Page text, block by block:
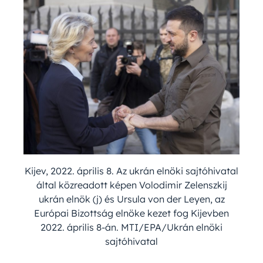
Kijev, 2022. április 8. Az ukrán elnöki sajtóhivatal
által közreadott képen Volodimir Zelenszkij
ukrán elnök (j) és Ursula von der Leyen, az
Európai Bizottság elnöke kezet fog Kijevben
2022. április 8-án. MTI/EPA/Ukrán elnöki
sajtóhivatal